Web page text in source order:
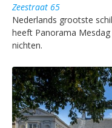
Zeestraat 65
Nederlands grootste
heeft Panorama
nichten.